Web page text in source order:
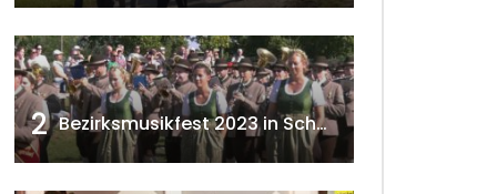
2 Bezirksmusikfest 2023 in Schönkirchen-Reyersdorf